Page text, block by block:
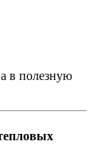
в полезную